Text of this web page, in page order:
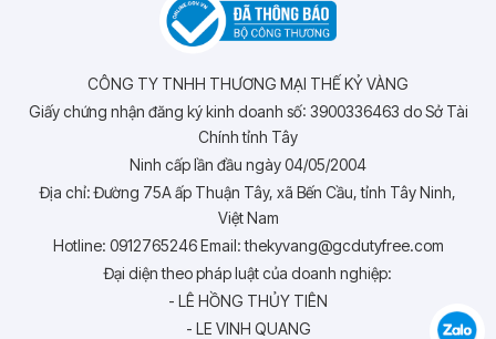
CÔNG TY TNHH THƯƠNG MẠI THẾ KỶ VÀNG
Giấy chứng nhận đăng ký kinh doanh số: 3900336463 do Sở Tài
Chính tỉnh Tây
Ninh cấp lần đầu ngày 04/05/2004
Địa chỉ: Đường 75A ấp Thuận Tây, xã Bến Cầu, tỉnh Tây Ninh,
Việt Nam
Hotline: 0912765246 Email: thekyvang@gcdutyfree.com
Đại diện theo pháp luật của doanh nghiệp:
- LÊ HỒNG THỦY TIÊN
- LE VINH QUANG